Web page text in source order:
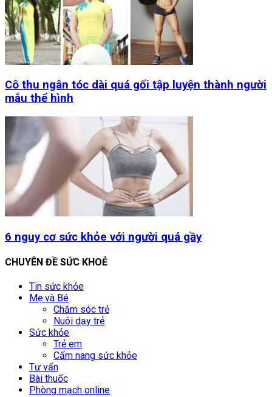
Cô thu ngân tóc dài quá gối tập luyện thành người
mẫu thể hình
6 nguy cơ sức khỏe với người quá gầy
CHUYÊN ĐỀ SỨC KHOẺ
Tin sức khỏe
Mẹ và Bé
Chăm sóc trẻ
Nuôi dạy trẻ
Sức khỏe
Trẻ em
Cẩm nang sức khỏe
Tư vấn
Bài thuốc
Phòng mạch online